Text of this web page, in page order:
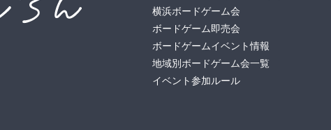
横浜ボードゲーム会
ボードゲーム即売会
ボードゲームイベント情報
地域別ボードゲーム会一覧
イベント参加ルール